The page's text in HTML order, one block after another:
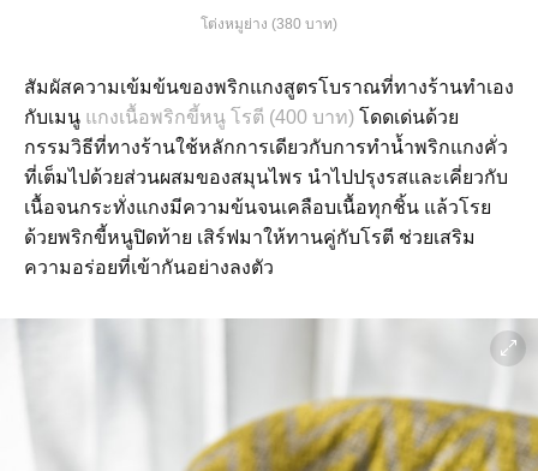
โต่งหมูย่าง (380 บาท)
สัมผัสความเข้มข้นของพริกแกงสูตรโบราณที่ทางร้านทำเอง
กับเมนู แกงเนื้อพริกขี้หนู โรตี (400 บาท) โดดเด่นด้วย
กรรมวิธีที่ทางร้านใช้หลักการเดียวกับการทำน้ำพริกแกงคั่ว
ที่เต็มไปด้วยส่วนผสมของสมุนไพร นำไปปรุงรสและเคี่ยวกับ
เนื้อจนกระทั่งแกงมีความข้นจนเคลือบเนื้อทุกชิ้น แล้วโรย
ด้วยพริกขี้หนูปิดท้าย เสิร์ฟมาให้ทานคู่กับโรตี ช่วยเสริม
ความอร่อยที่เข้ากันอย่างลงตัว